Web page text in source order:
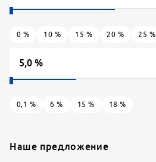
0 % 10 % 15 % 20 % 25 %
0,1 % 6 % 15 % 18 %
Наше предложение